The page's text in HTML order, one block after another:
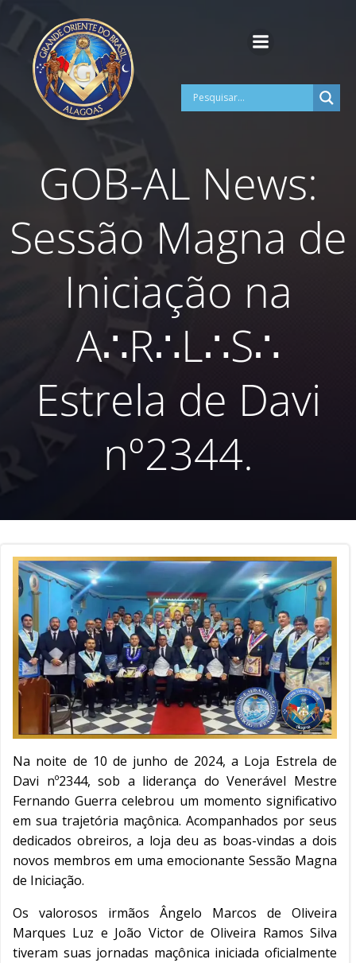
GOB-AL News:
Sessão Magna de
Iniciação na
A∴R∴L∴S∴
Estrela de Davi
nº2344.
Na noite de 10 de junho de 2024, a Loja Estrela de
Davi nº2344, sob a liderança do Venerável Mestre
Fernando Guerra celebrou um momento significativo
em sua trajetória maçônica. Acompanhados por seus
dedicados obreiros, a loja deu as boas-vindas a dois
novos membros em uma emocionante Sessão Magna
de Iniciação.
Os valorosos irmãos Ângelo Marcos de Oliveira
Marques Luz e João Victor de Oliveira Ramos Silva
tiveram suas jornadas maçônica iniciada oficialmente